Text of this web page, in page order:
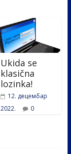
Ukida se
klasična
lozinka!
12. децембар
2022.
0